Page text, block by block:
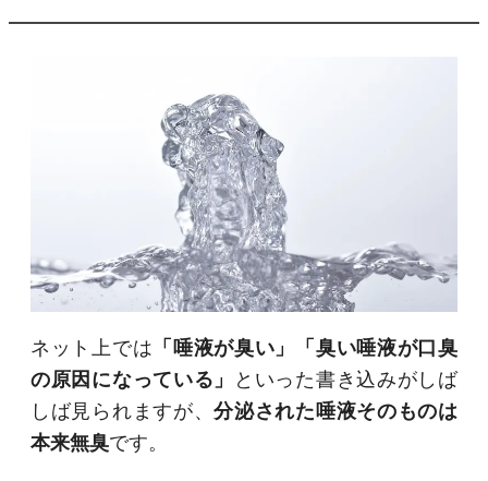
ネット上では 「唾液が臭い」「臭い唾液が口臭
の原因になっている」
といった書き込みがしば
しば見られますが、分泌された唾液そのものは
本来無臭です。